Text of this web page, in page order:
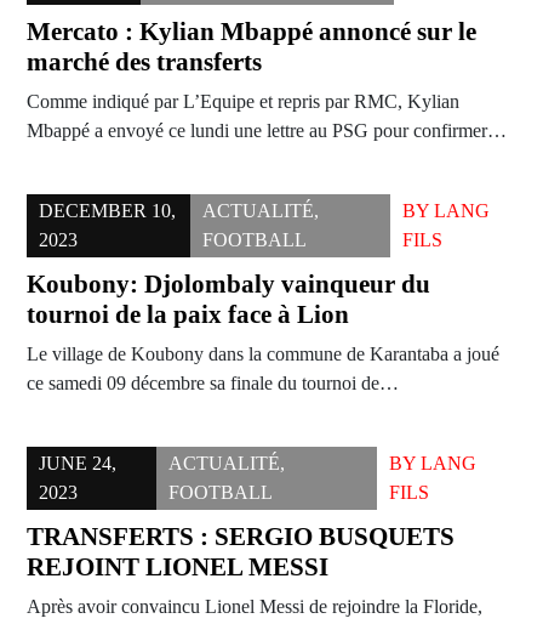
Mercato : Kylian Mbappé annoncé sur le
marché des transferts
Comme indiqué par L’Equipe et repris par RMC, Kylian
Mbappé a envoyé ce lundi une lettre au PSG pour confirmer…
DECEMBER 10,
2023
ACTUALITÉ,
FOOTBALL
BY LANG
FILS
Koubony: Djolombaly vainqueur du
tournoi de la paix face à Lion
Le village de Koubony dans la commune de Karantaba a joué
ce samedi 09 décembre sa finale du tournoi de…
JUNE 24,
2023
ACTUALITÉ,
FOOTBALL
BYLANG
FILS
TRANSFERTS : SERGIO BUSQUETS
REJOINT LIONEL MESSI
Après avoir convaincu Lionel Messi de rejoindre la Floride,